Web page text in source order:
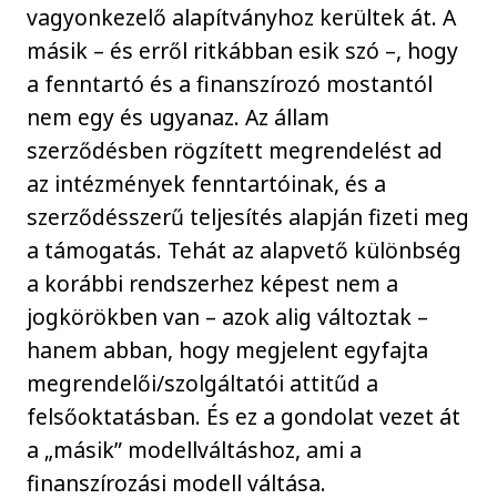
vagyonkezelő alapítványhoz kerültek át. A
másik – és erről ritkábban esik szó –, hogy
a fenntartó és a finanszírozó mostantól
nem egy és ugyanaz. Az állam
szerződésben rögzített megrendelést ad
az intézmények fenntartóinak, és a
szerződésszerű teljesítés alapján fizeti meg
a támogatás. Tehát az alapvető különbség
a korábbi rendszerhez képest nem a
jogkörökben van – azok alig változtak –
hanem abban, hogy megjelent egyfajta
megrendelői/szolgáltatói attitűd a
felsőoktatásban. És ez a gondolat vezet át
a „másik” modellváltáshoz, ami a
finanszírozási modell váltása.